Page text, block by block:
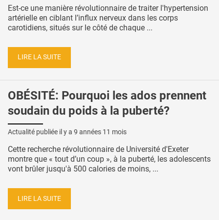
Est-ce une manière révolutionnaire de traiter l'hypertension
artérielle en ciblant l’influx nerveux dans les corps
carotidiens, situés sur le côté de chaque ...
LIRE LA SUITE
OBÉSITÉ: Pourquoi les ados prennent
soudain du poids à la puberté?
Actualité publiée il y a 9 années 11 mois
Cette recherche révolutionnaire de Université d'Exeter
montre que « tout d’un coup », à la puberté, les adolescents
vont brûler jusqu'à 500 calories de moins, ...
LIRE LA SUITE